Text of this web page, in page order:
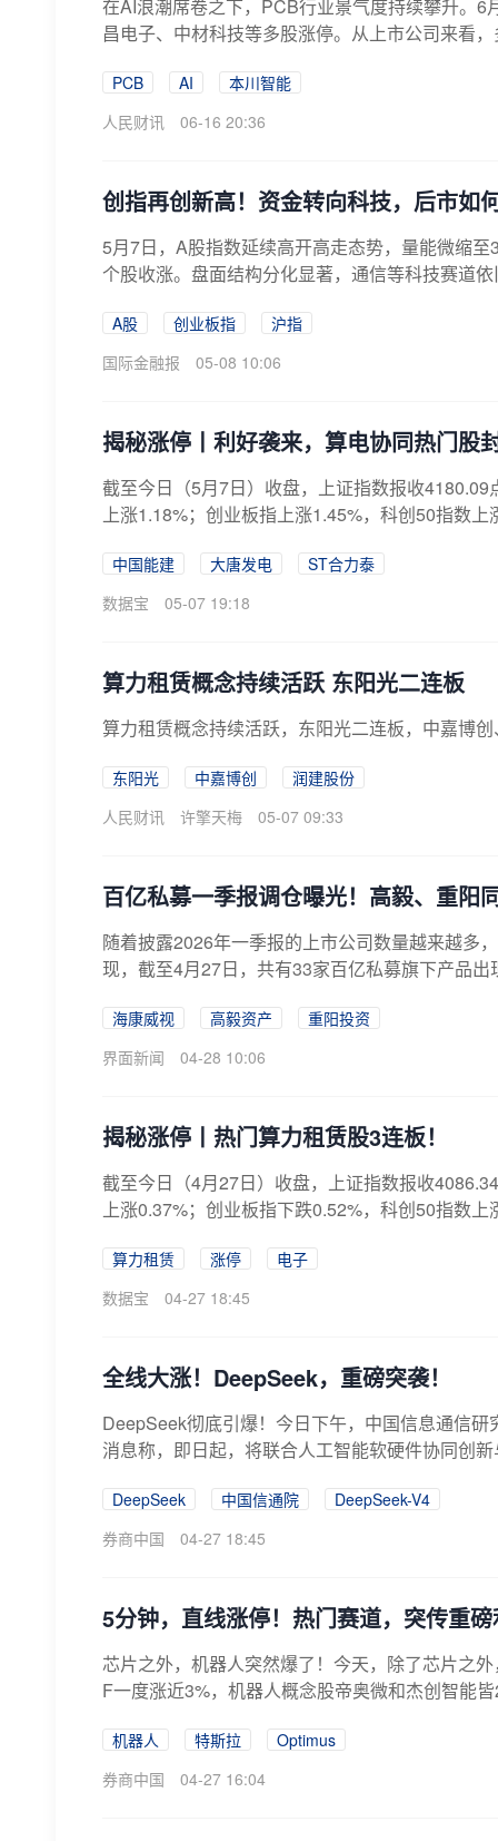
在AI浪潮席卷之下，PCB行业景气度持续攀升。
昌电子、中材科技等多股涨停。从上市公司来看
PCB AI
本川智能
人民财讯
06-16 20:36
创指再创新高！资金转向科技，后市如
5月7日，A股指数延续高开高走态势，量能微缩
个股收涨。盘面结构分化显著，通信等科技赛道
A股 创业板指
沪指
国际金融报
05-08 10:06
揭秘涨停丨利好袭来，算电协同热门股
截至今日（5月7日）收盘，上证指数报收
上涨1.18%；创业板指上涨1.45%，科创50指数上
中国能建 大唐发电
ST合力泰
数据宝
05-07 19:18
算力租赁概念持续活跃 东阳光二连板
算力租赁概念持续活跃，东阳光二连板，中嘉博
东阳光 中嘉博创
润建股份
人民财讯
许擎天梅 05-07 09:33
百亿私募一季报调仓曝光！高毅、重阳
随着披露2026年一季报的上市公司数量越来越多
现，截至4月27日，共有33家百亿私募旗下产品
海康威视 高毅资产
重阳投资
界面新闻
04-28 10:06
揭秘涨停丨热门算力租赁股3连板！
截至今日（4月27日）收盘，上证指数报收
上涨0.37%；创业板指下跌0.52%，科创50指数上
算力租赁 涨停
电子
数据宝
04-27 18:45
全线大涨！DeepSeek，重磅突袭！
DeepSeek彻底引爆！今日下午，中国信息通信研
消息称，即日起，将联合人工智能软硬件协同创
DeepSeek 中国信通院
DeepSeek-V4
券商中国
04-27 18:45
5分钟，直线涨停！热门赛道，突传重
芯片之外，机器人突然爆了！今天，除了芯片之
F一度涨近3%，机器人概念股帝奥微和杰创智能
机器人 特斯拉
Optimus
券商中国
04-27 16:04